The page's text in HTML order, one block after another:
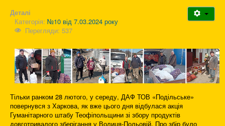
Деталі
Категорія: №10 від 7.03.2024 року
Перегляди: 537
Тільки ранком 28 лютого, у середу, ДАФ ТОВ «Подільське»
повернувся з Харкова, як вже цього дня відбулася акція
Гуманітарного штабу Теофіпольщини зі збору продуктів
довготривалого зберігання у Волиця-Польовій. Про збір було